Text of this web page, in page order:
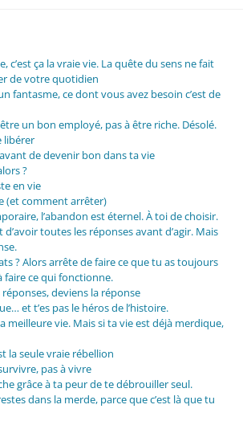
c’est ça la vraie vie. La quête du sens ne fait
de votre quotidien
fantasme, ce dont vous avez besoin c’est de
être un bon employé, pas à être riche. Désolé.
libérer
de devenir bon dans ta vie
?
en vie
(et comment arrêter)
l’abandon est éternel. À toi de choisir.
toutes les réponses avant d’agir. Mais
? Alors arrête de faire ce que tu as toujours
faire ce qui fonctionne.
réponses, deviens la réponse
et t’es pas le héros de l’histoire.
meilleure vie. Mais si ta vie est déjà merdique,
la seule vraie rébellion
pas à vivre
grâce à ta peur de te débrouiller seul.
dans la merde, parce que c’est là que tu